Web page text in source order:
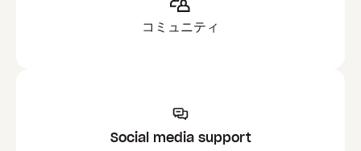
コミュニティ
Social media support